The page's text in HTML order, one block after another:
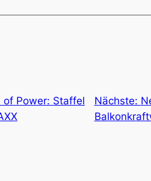
of Power: Staffel
Nächste: